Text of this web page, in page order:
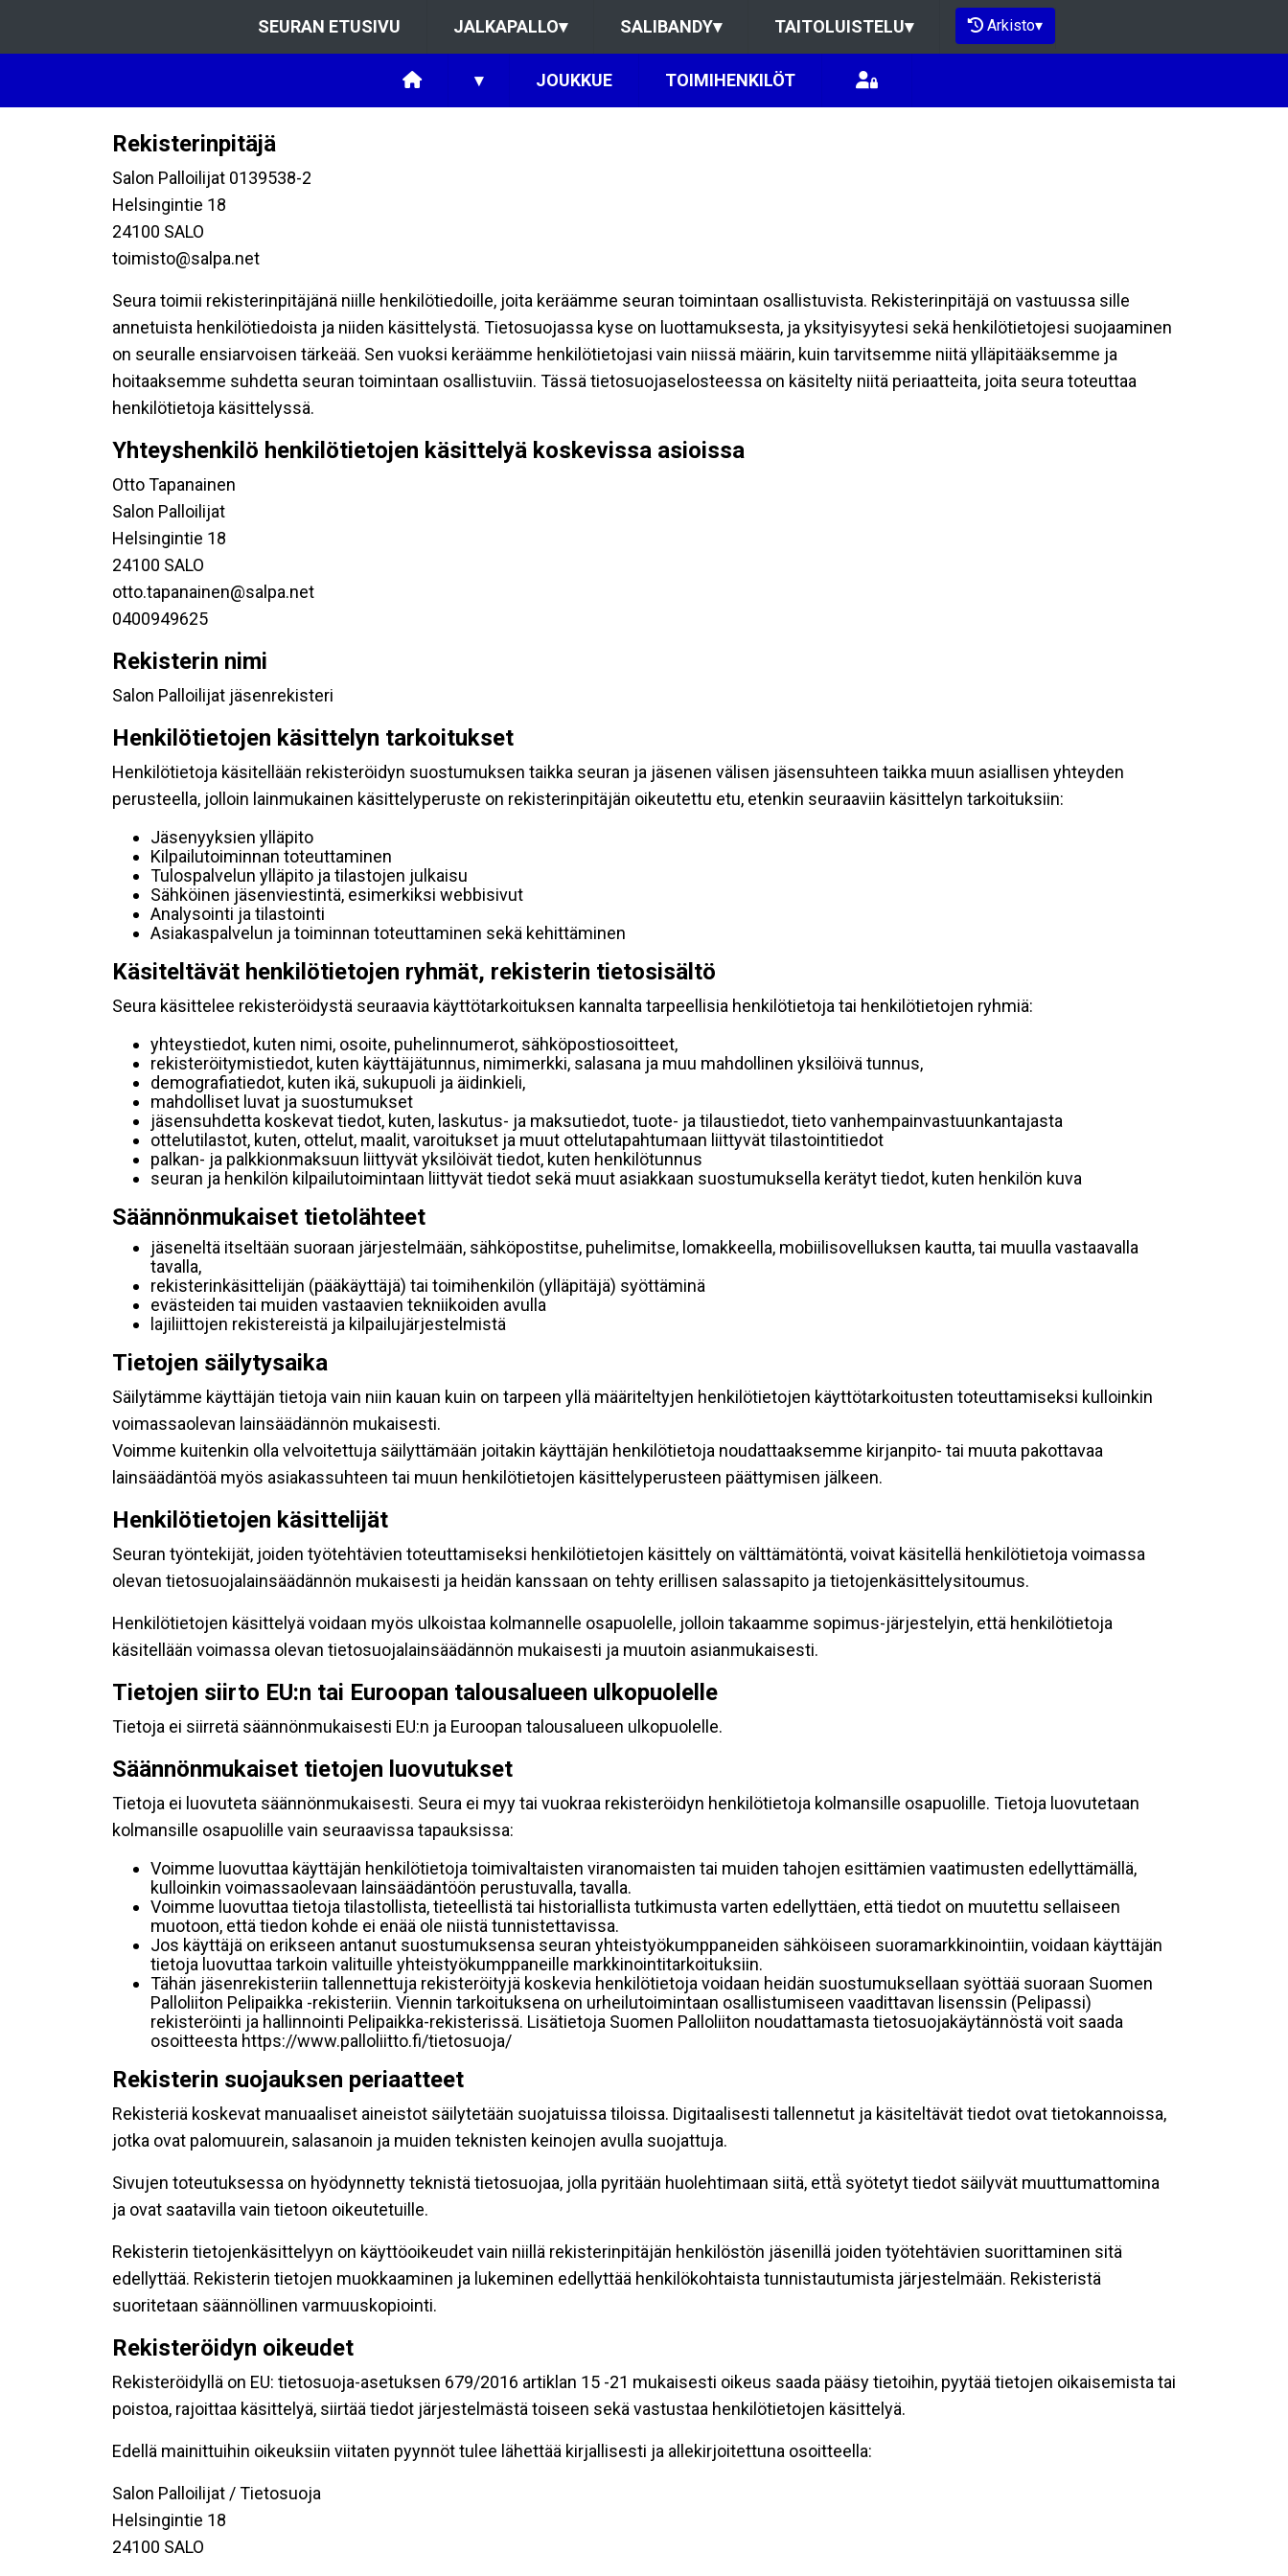
SEURAN ETUSIVU JALKAPALLO▾ SALIBANDY▾ TAITOLUISTELU▾ Arkisto▾
▾ JOUKKUE TOIMIHENKILÖT
Rekisterinpitäjä
Salon Palloilijat 0139538-2
Helsingintie 18
24100 SALO
toimisto@salpa.net
Seura toimii rekisterinpitäjänä niille henkilötiedoille, joita keräämme seuran toimintaan osallistuvista. Rekisterinpitäjä on vastuussa sille
annetuista henkilötiedoista ja niiden käsittelystä. Tietosuojassa kyse on luottamuksesta, ja yksityisyytesi sekä henkilötietojesi suojaaminen
on seuralle ensiarvoisen tärkeää. Sen vuoksi keräämme henkilötietojasi vain niissä määrin, kuin tarvitsemme niitä ylläpitääksemme ja
hoitaaksemme suhdetta seuran toimintaan osallistuviin. Tässä tietosuojaselosteessa on käsitelty niitä periaatteita, joita seura toteuttaa
henkilötietoja käsittelyssä.
Yhteyshenkilö henkilötietojen käsittelyä koskevissa asioissa
Otto Tapanainen
Salon Palloilijat
Helsingintie 18
24100 SALO
otto.tapanainen@salpa.net
0400949625
Rekisterin nimi
Salon Palloilijat jäsenrekisteri
Henkilötietojen käsittelyn tarkoitukset
Henkilötietoja käsitellään rekisteröidyn suostumuksen taikka seuran ja jäsenen välisen jäsensuhteen taikka muun asiallisen yhteyden
perusteella, jolloin lainmukainen käsittelyperuste on rekisterinpitäjän oikeutettu etu, etenkin seuraaviin käsittelyn tarkoituksiin:
Jäsenyyksien ylläpito
Kilpailutoiminnan toteuttaminen
Tulospalvelun ylläpito ja tilastojen julkaisu
Sähköinen jäsenviestintä, esimerkiksi webbisivut
Analysointi ja tilastointi
Asiakaspalvelun ja toiminnan toteuttaminen sekä kehittäminen
Käsiteltävät henkilötietojen ryhmät, rekisterin tietosisältö
Seura käsittelee rekisteröidystä seuraavia käyttötarkoituksen kannalta tarpeellisia henkilötietoja tai henkilötietojen ryhmiä:
yhteystiedot, kuten nimi, osoite, puhelinnumerot, sähköpostiosoitteet,
rekisteröitymistiedot, kuten käyttäjätunnus, nimimerkki, salasana ja muu mahdollinen yksilöivä tunnus,
demografiatiedot, kuten ikä, sukupuoli ja äidinkieli,
mahdolliset luvat ja suostumukset
jäsensuhdetta koskevat tiedot, kuten, laskutus- ja maksutiedot, tuote- ja tilaustiedot, tieto vanhempainvastuunkantajasta
ottelutilastot, kuten, ottelut, maalit, varoitukset ja muut ottelutapahtumaan liittyvät tilastointitiedot
palkan- ja palkkionmaksuun liittyvät yksilöivät tiedot, kuten henkilötunnus
seuran ja henkilön kilpailutoimintaan liittyvät tiedot sekä muut asiakkaan suostumuksella kerätyt tiedot, kuten henkilön kuva
Säännönmukaiset tietolähteet
jäseneltä itseltään suoraan järjestelmään, sähköpostitse, puhelimitse, lomakkeella, mobiilisovelluksen kautta, tai muulla vastaavalla
tavalla,
rekisterinkäsittelijän (pääkäyttäjä) tai toimihenkilön (ylläpitäjä) syöttäminä
evästeiden tai muiden vastaavien tekniikoiden avulla
lajiliittojen rekistereistä ja kilpailujärjestelmistä
Tietojen säilytysaika
Säilytämme käyttäjän tietoja vain niin kauan kuin on tarpeen yllä määriteltyjen henkilötietojen käyttötarkoitusten toteuttamiseksi kulloinkin
voimassaolevan lainsäädännön mukaisesti.
Voimme kuitenkin olla velvoitettuja säilyttämään joitakin käyttäjän henkilötietoja noudattaaksemme kirjanpito- tai muuta pakottavaa
lainsäädäntöä myös asiakassuhteen tai muun henkilötietojen käsittelyperusteen päättymisen jälkeen.
Henkilötietojen käsittelijät
Seuran työntekijät, joiden työtehtävien toteuttamiseksi henkilötietojen käsittely on välttämätöntä, voivat käsitellä henkilötietoja voimassa
olevan tietosuojalainsäädännön mukaisesti ja heidän kanssaan on tehty erillisen salassapito ja tietojenkäsittelysitoumus.
Henkilötietojen käsittelyä voidaan myös ulkoistaa kolmannelle osapuolelle, jolloin takaamme sopimus-järjestelyin, että henkilötietoja
käsitellään voimassa olevan tietosuojalainsäädännön mukaisesti ja muutoin asianmukaisesti.
Tietojen siirto EU:n tai Euroopan talousalueen ulkopuolelle
Tietoja ei siirretä säännönmukaisesti EU:n ja Euroopan talousalueen ulkopuolelle.
Säännönmukaiset tietojen luovutukset
Tietoja ei luovuteta säännönmukaisesti. Seura ei myy tai vuokraa rekisteröidyn henkilötietoja kolmansille osapuolille. Tietoja luovutetaan
kolmansille osapuolille vain seuraavissa tapauksissa:
Voimme luovuttaa käyttäjän henkilötietoja toimivaltaisten viranomaisten tai muiden tahojen esittämien vaatimusten edellyttämällä,
kulloinkin voimassaolevaan lainsäädäntöön perustuvalla, tavalla.
Voimme luovuttaa tietoja tilastollista, tieteellistä tai historiallista tutkimusta varten edellyttäen, että tiedot on muutettu sellaiseen
muotoon, että tiedon kohde ei enää ole niistä tunnistettavissa.
Jos käyttäjä on erikseen antanut suostumuksensa seuran yhteistyökumppaneiden sähköiseen suoramarkkinointiin, voidaan käyttäjän
tietoja luovuttaa tarkoin valituille yhteistyökumppaneille markkinointitarkoituksiin.
Tähän jäsenrekisteriin tallennettuja rekisteröityjä koskevia henkilötietoja voidaan heidän suostumuksellaan syöttää suoraan Suomen
Palloliiton Pelipaikka -rekisteriin. Viennin tarkoituksena on urheilutoimintaan osallistumiseen vaadittavan lisenssin (Pelipassi)
rekisteröinti ja hallinnointi Pelipaikka-rekisterissä. Lisätietoja Suomen Palloliiton noudattamasta tietosuojakäytännöstä voit saada
osoitteesta https://www.palloliitto.fi/tietosuoja/
Rekisterin suojauksen periaatteet
Rekisteriä koskevat manuaaliset aineistot säilytetään suojatuissa tiloissa. Digitaalisesti tallennetut ja käsiteltävät tiedot ovat tietokannoissa,
jotka ovat palomuurein, salasanoin ja muiden teknisten keinojen avulla suojattuja.
Sivujen toteutuksessa on hyödynnetty teknistä tietosuojaa, jolla pyritään huolehtimaan siitä, että̈ syötetyt tiedot säilyvät muuttumattomina
ja ovat saatavilla vain tietoon oikeutetuille.
Rekisterin tietojenkäsittelyyn on käyttöoikeudet vain niillä rekisterinpitäjän henkilöstön jäsenillä joiden työtehtävien suorittaminen sitä
edellyttää. Rekisterin tietojen muokkaaminen ja lukeminen edellyttää henkilökohtaista tunnistautumista järjestelmään. Rekisteristä
suoritetaan säännöllinen varmuuskopiointi.
Rekisteröidyn oikeudet
Rekisteröidyllä on EU: tietosuoja-asetuksen 679/2016 artiklan 15 -21 mukaisesti oikeus saada pääsy tietoihin, pyytää tietojen oikaisemista tai
poistoa, rajoittaa käsittelyä, siirtää tiedot järjestelmästä toiseen sekä vastustaa henkilötietojen käsittelyä.
Edellä mainittuihin oikeuksiin viitaten pyynnöt tulee lähettää kirjallisesti ja allekirjoitettuna osoitteella:
Salon Palloilijat / Tietosuoja
Helsingintie 18
24100 SALO